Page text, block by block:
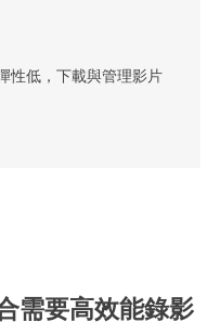
性低，下載與管理影片
需要高效能錄影